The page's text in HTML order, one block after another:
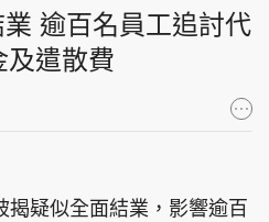
東周專欄
逾百名員工追討代
及遣散費
揭疑似全面結業，影響逾百